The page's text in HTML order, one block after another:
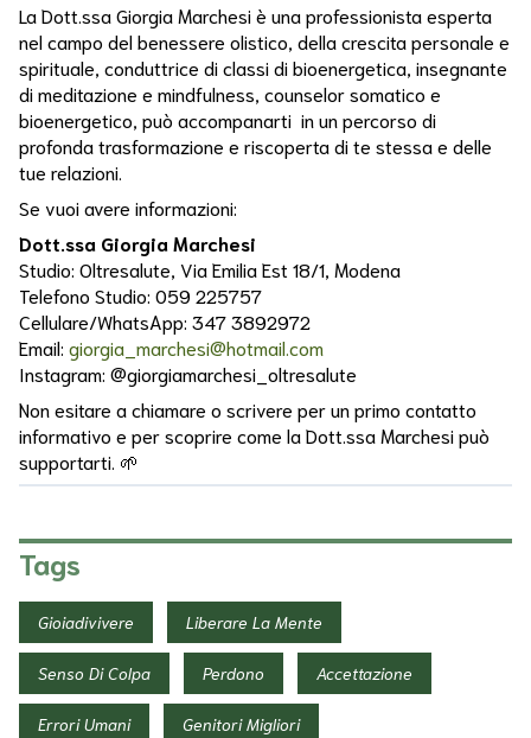
La Dott.ssa Giorgia Marchesi è una professionista esperta
nel campo del benessere olistico, della crescita personale e
spirituale, conduttrice di classi di bioenergetica, insegnante
di meditazione e mindfulness, counselor somatico e
bioenergetico, può accompanarti in un percorso di
profonda trasformazione e riscoperta di te stessa e delle
tue relazioni.
Se vuoi avere informazioni:
Dott.ssa Giorgia Marchesi
Studio: Oltresalute, Via Emilia Est 18/1, Modena
Telefono Studio: 059 225757
Cellulare/WhatsApp: 347 3892972
Email: giorgia_marchesi@hotmail.com
Instagram: @giorgiamarchesi_oltresalute
Non esitare a chiamare o scrivere per un primo contatto
informativo e per scoprire come la Dott.ssa Marchesi può
supportarti. 🌱
Tags
Gioiadivivere Liberare La Mente
Senso Di Colpa Perdono Accettazione
Errori Umani Genitori Migliori
Relazioni
Resistere
Al
Controllo
Respirazione
Respiro
Ricarica
Ricerca
Spirituale
Ricette
Ricongiungimento
Risoluzione
Schemi
Ripetitivi
Senso